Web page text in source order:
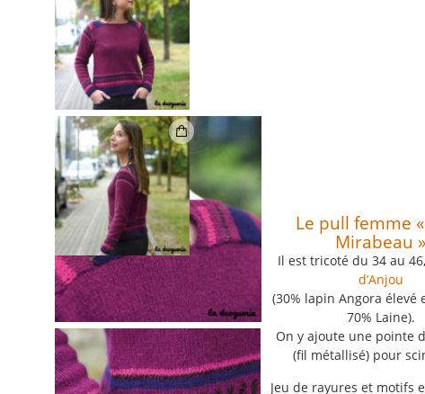
Le pull femme
Mirabeau »
Il est tricoté du 34 au
d’Anjou
(30% lapin Angora élevé
70% Laine).
On y ajoute une pointe
(fil métallisé) pour
Jeu de rayures et motifs